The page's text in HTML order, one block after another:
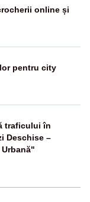
online și
pentru city
traficului în
Deschise –